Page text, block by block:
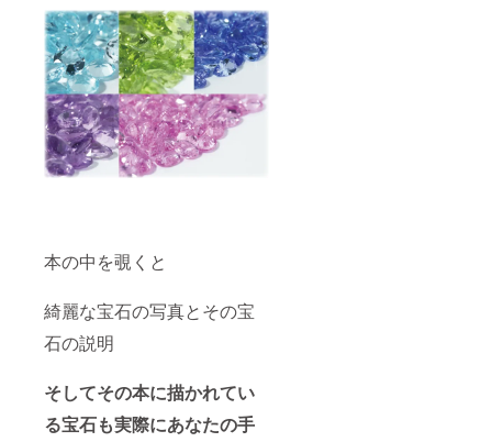
本の中を覗くと
綺麗な宝石の写真とその宝
石の説明
そしてその本に描かれてい
る宝石も実際にあなたの手